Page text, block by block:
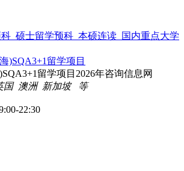
留学项目2026年咨询信息网
国 澳洲 新加坡 等
22:30